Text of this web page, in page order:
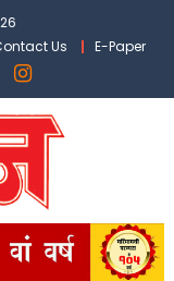
Us E-Paper